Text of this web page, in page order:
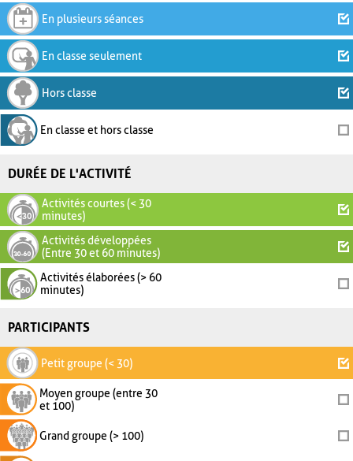
En plusieurs séances
En classe seulement
Hors classe
En classe et hors classe
DURÉE DE L'ACTIVITÉ
Activités courtes (< 30
minutes)
Activités développées
(Entre 30 et 60 minutes)
Activités élaborées (> 60
minutes)
PARTICIPANTS
Petit groupe (< 30)
Moyen groupe (entre 30
et 100)
Grand groupe (> 100)